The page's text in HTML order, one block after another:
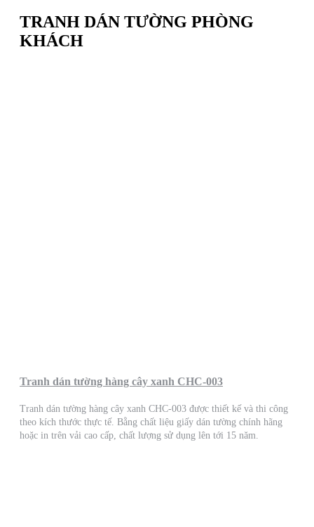
TRANH DÁN TƯỜNG PHÒNG
KHÁCH
Tranh dán tường hàng cây xanh CHC-003
Tranh dán tường hàng cây xanh CHC-003 được thiết kế và thi công
theo kích thước thực tế. Bằng chất liệu giấy dán tường chính hãng
hoặc in trên vải cao cấp, chất lượng sử dụng lên tới 15 năm.